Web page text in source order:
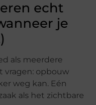
echt
je
als meerdere
vragen: opbouw
weg kan. Eén
als het zichtbare